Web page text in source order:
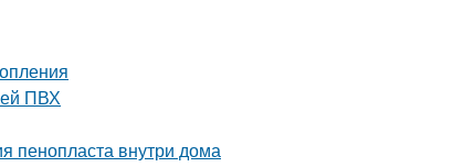
ПВХ
пенопласта внутри дома